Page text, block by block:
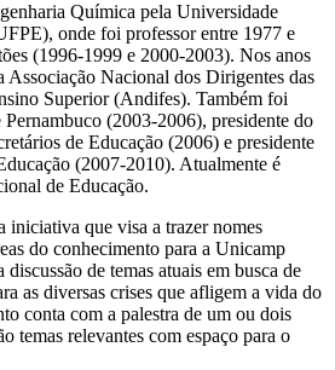
Química pela Universidade
onde foi professor entre 1977 e
(1996-1999 e 2000-2003). Nos anos
Associação Nacional dos Dirigentes das
Superior (Andifes). Também foi
Pernambuco (2003-2006), presidente do
de Educação (2006) e presidente
(2007-2010). Atualmente é
de Educação.
iniciativa que visa a trazer nomes
do conhecimento para a Unicamp
de temas atuais em busca de
as diversas crises que afligem a vida do
conta com a palestra de um ou dois
temas relevantes com espaço para o